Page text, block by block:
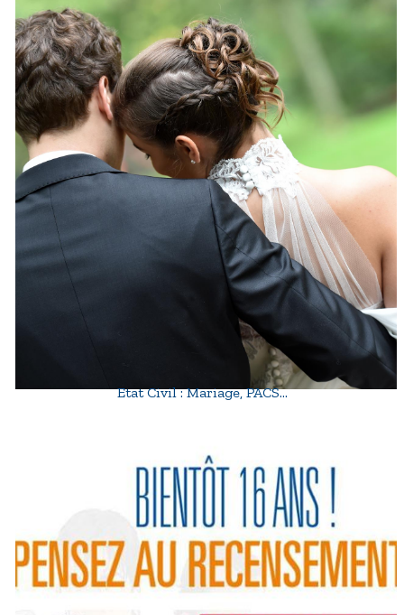
Etat Civil : Mariage, PACS…